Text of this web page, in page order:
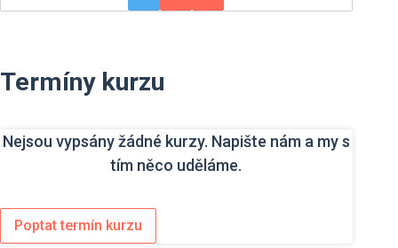
Termíny kurzu
Nejsou vypsány žádné kurzy. Napište nám a my s
tím něco uděláme.
Poptat termín kurzu